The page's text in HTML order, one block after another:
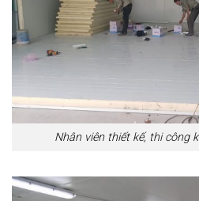
Nhân viên thiết kế, thi công